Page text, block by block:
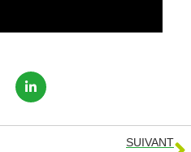
SUIVANT